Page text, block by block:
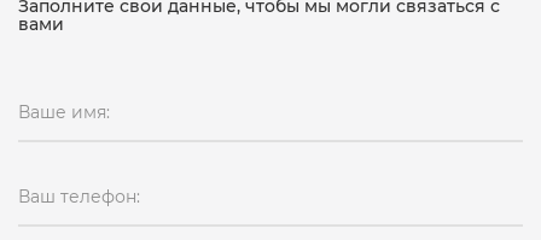
Заполните свои данные, чтобы мы могли связаться с
вами
Ваше имя:
Ваш телефон: